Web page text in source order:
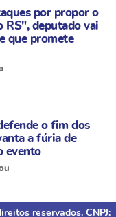
por propor o
deputado vai
que promete
o fim dos
a fúria de
evento
reservados. CNPJ: